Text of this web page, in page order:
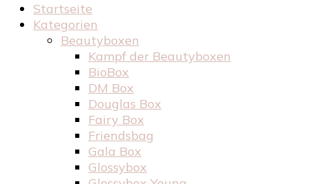
Startseite
Kategorien
Beautyboxen
Kampf der Beautyboxen
BioBox
DM Box
Douglas Box
Fairy Box
Friendsbag
Gala Box
Glossybox